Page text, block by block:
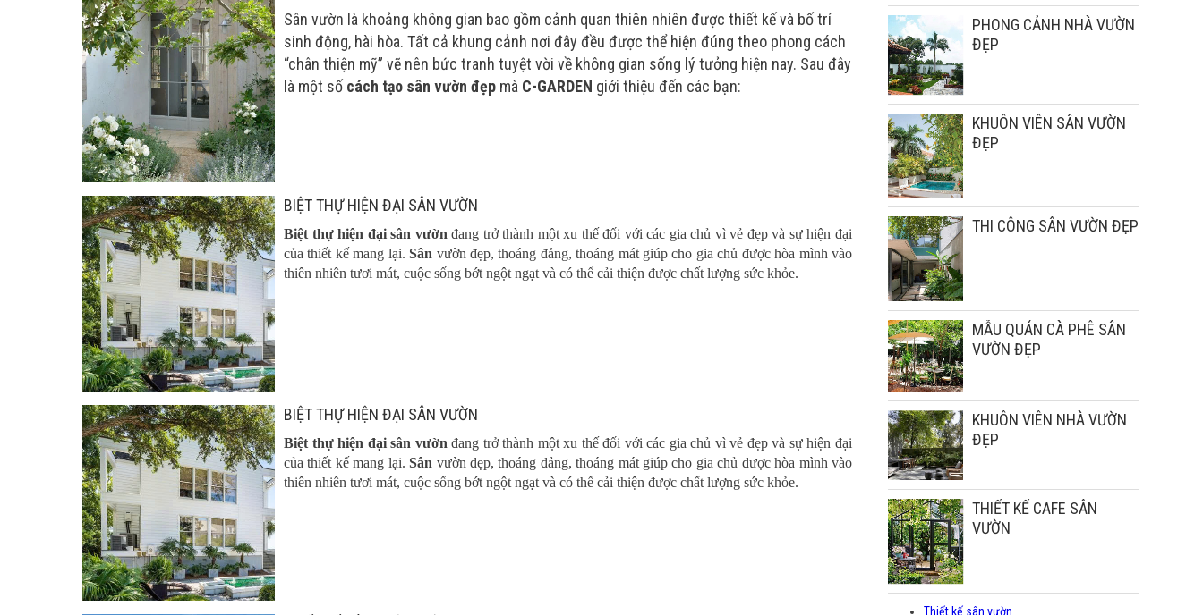
Sân vườn là khoảng không gian bao gồm cảnh quan thiên nhiên được thiết kế và bố trí
sinh động, hài hòa. Tất cả khung cảnh nơi đây đều được thể hiện đúng theo phong cách
“chân thiện mỹ” vẽ nên bức tranh tuyệt vời về không gian sống lý tưởng hiện nay. Sau đây
là một số cách tạo sân vườn đẹp mà C-GARDEN giới thiệu đến các bạn:
BIỆT THỰ HIỆN ĐẠI SÂN VƯỜN
Biệt thự hiện đại sân vườnđang trở thành một xu thế đối với các gia chủ vì vẻ đẹp và sự hiện đại
của thiết kế mang lại.Sân vườn đẹp, thoáng đảng, thoáng mát giúp cho gia chủ được hòa mình vào
thiên nhiên tươi mát, cuộc sống bớt ngột ngạt và có thể cải thiện được chất lượng sức khỏe.
BIỆT THỰ HIỆN ĐẠI SÂN VƯỜN
Biệt thự hiện đại sân vườn đang trở thành một xu thế đối với các gia chủ vì vẻ đẹp và sự hiện đại
của thiết kế mang lại.Sân vườn đẹp, thoáng đảng, thoáng mát giúp cho gia chủ được hòa mình vào
thiên nhiên tươi mát, cuộc sống bớt ngột ngạt và có thể cải thiện được chất lượng sức khỏe.
PHONG CẢNH NHÀ VƯỜN
ĐẸP
KHUÔN VIÊN SÂN VƯỜN
ĐẸP
THI CÔNG SÂN VƯỜN ĐẸP
MẪU QUÁN CÀ PHÊ SÂN
VƯỜN ĐẸP
KHUÔN VIÊN NHÀ VƯỜN
ĐẸP
THIẾT KẾ CAFE SÂN
VƯỜN
Thiết kế sân vườn